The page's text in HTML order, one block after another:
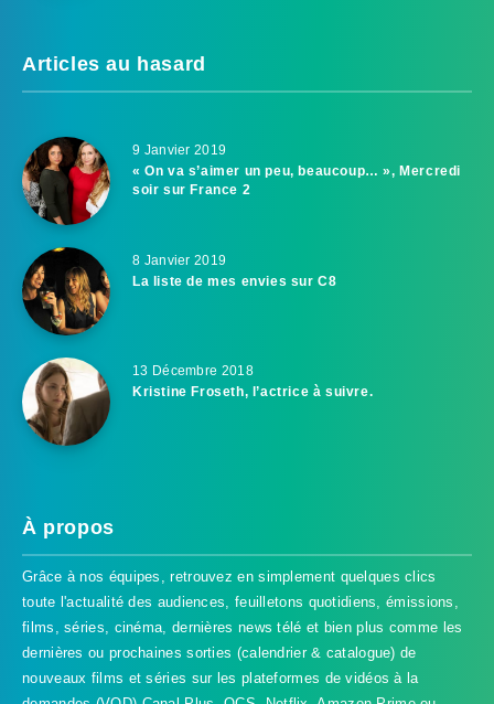
Articles au hasard
9 Janvier 2019
« On va s’aimer un peu, beaucoup… », Mercredi
soir sur France 2
8 Janvier 2019
La liste de mes envies sur C8
13 Décembre 2018
Kristine Froseth, l’actrice à suivre.
À propos
Grâce à nos équipes, retrouvez en simplement quelques clics
toute l'actualité des audiences, feuilletons quotidiens, émissions,
films, séries, cinéma, dernières news télé et bien plus comme les
dernières ou prochaines sorties (calendrier & catalogue) de
nouveaux films et séries sur les plateformes de vidéos à la